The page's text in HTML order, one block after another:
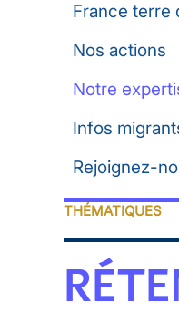
France terre
Nos actions
Notre
Infos
Rejoignez-
THÉMATIQUES